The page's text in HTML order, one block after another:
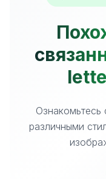
различными